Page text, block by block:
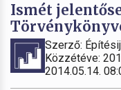
Ismét
Szerző:
Közzétéve:
2014.05.14.